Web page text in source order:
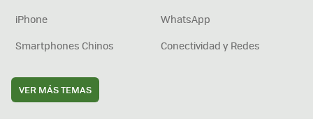
iPhone
WhatsApp
Smartphones Chinos
Conectividad y Redes
VER MÁS TEMAS